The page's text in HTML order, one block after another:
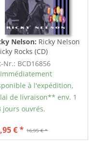
Nelson: Ricky Nelson
Rocks (CD)
Nr.: BCD16856
Immédiatement
à l'expédition,
de livraison** env. 1
jours ouvrés.
16,95 € *
€ *